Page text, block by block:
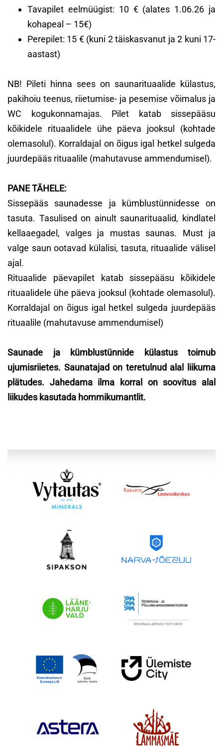
Tavapilet eelmüügist: 10 € (alates 1.06.26 ja
kohapeal – 15€)
Perepilet: 15 € (kuni 2 täiskasvanut ja 2 kuni 17-
aastast)
NB! Pileti hinna sees on saunarituaalide külastus,
pakihoiu teenus, riietumise- ja pesemise võimalus ja
WC kogukonnamajas. Pilet katab sissepääsu
kõikidele rituaalidele ühe päeva jooksul (kohtade
olemasolul). Korraldajal on õigus igal hetkel sulgeda
juurdepääs rituaalile (mahutavuse ammendumisel).
PANE TÄHELE:
Sissepääs saunadesse ja kümblustünnidesse on
tasuta. Tasulised on ainult saunarituaalid, kindlatel
kellaaegadel, valges ja mustas saunas. Must ja
valge saun ootavad külalisi, tasuta, rituaalide välisel
ajal.
Rituaalide päevapilet katab sissepääsu kõikidele
rituaalidele ühe päeva jooksul (kohtade olemasolul).
Korraldajal on õigus igal hetkel sulgeda juurdepääs
rituaalile (mahutavuse ammendumisel)
Saunade ja kümblustünnide külastus toimub
ujumisriietes. Saunatajad on teretulnud alal liikuma
plätudes. Jahedama ilma korral on soovitus alal
liikudes kasutada hommikumantlit.